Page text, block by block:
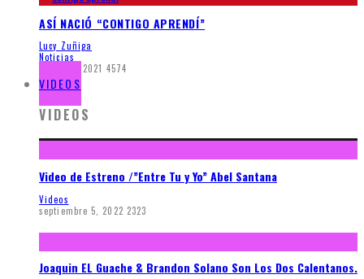
ASÍ NACIÓ “CONTIGO APRENDÍ”
Lucy Zuñiga
Noticias
enero 13, 2021 4574
VIDEOS
VIDEOS
Video de Estreno /”Entre Tu y Yo” Abel Santana
Videos
septiembre 5, 2022 2323
Joaquin EL Guache & Brandon Solano Son Los Dos Calentanos.